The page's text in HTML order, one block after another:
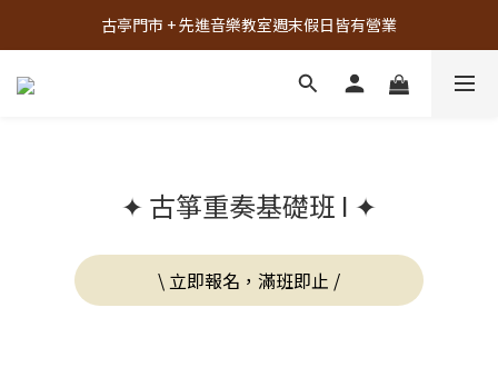
古亭門市 + 先進音樂教室週末假日皆有營業
古亭門市 + 先進音樂教室週末假日皆有營業
先進音樂教室全面升級，給您更舒適的琴房空間！
✦ 古箏重奏基礎班 I ✦
\ 立即報名，滿班即止 /